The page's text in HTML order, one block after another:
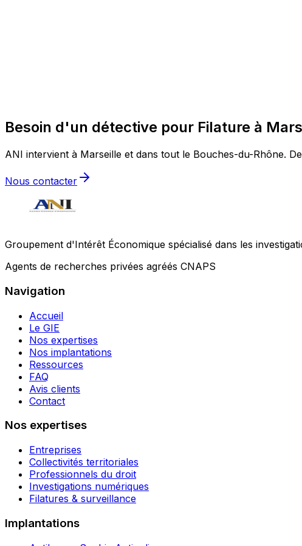
Besoin d'un détective pour Filature à
ANI intervient à Marseille et dans tout le Bouches-du-Rhône.
Nous contacter
Groupement d'Intérêt Économique spécialisé dans les
Agents de recherches privées agréés CNAPS
Navigation
Accueil
Le GIE
Nos expertises
Nos implantations
Ressources
FAQ
Avis clients
Contact
Nos expertises
Entreprises
Collectivités territoriales
Professionnels du droit
Investigations numériques
Filatures & surveillance
Implantations